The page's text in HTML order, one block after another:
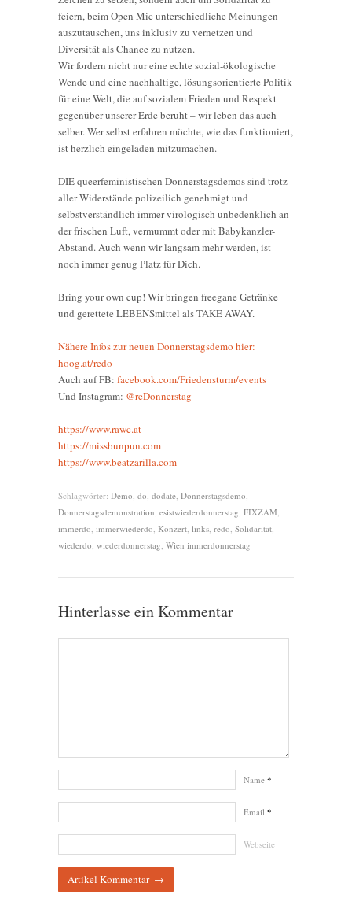
feiern, beim Open Mic unterschiedliche Meinungen
auszutauschen, uns inklusiv zu vernetzen und
Diversität als Chance zu nutzen.
Wir fordern nicht nur eine echte sozial-ökologische
Wende und eine nachhaltige, lösungsorientierte Politik
für eine Welt, die auf sozialem Frieden und Respekt
gegenüber unserer Erde beruht – wir leben das auch
selber. Wer selbst erfahren möchte, wie das funktioniert,
ist herzlich eingeladen mitzumachen.
DIE queerfeministischen Donnerstagsdemos sind trotz
aller Widerstände polizeilich genehmigt und
selbstverständlich immer virologisch unbedenklich an
der frischen Luft, vermummt oder mit Babykanzler-
Abstand. Auch wenn wir langsam mehr werden, ist
noch immer genug Platz für Dich.
Bring your own cup! Wir bringen freegane Getränke
und gerettete LEBENSmittel als TAKE AWAY.
Nähere Infos zur neuen Donnerstagsdemo hier:
hoog.at/redo
Auch auf FB: facebook.com/Friedensturm/events
Und Instagram: @reDonnerstag
https://www.rawc.at
https://missbunpun.com
https://www.beatzarilla.com
Schlagwörter: Demo do dodate Donnerstagsdemo
Donnerstagsdemonstration esistwiederdonnerstag FIXZAM
immerdo immerwiederdo Konzert links redo Solidarität
wiederdo wiederdonnerstag Wien immerdonnerstag
Hinterlasse ein Kommentar
Name *
Email *
Webseite